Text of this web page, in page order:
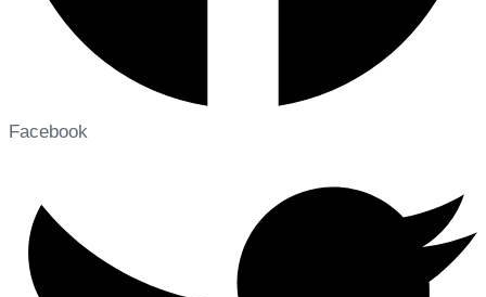
Facebook